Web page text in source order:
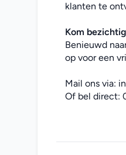
klanten te
Kom
Benieuwd
op voor een
Mail ons via:
Of bel direct: